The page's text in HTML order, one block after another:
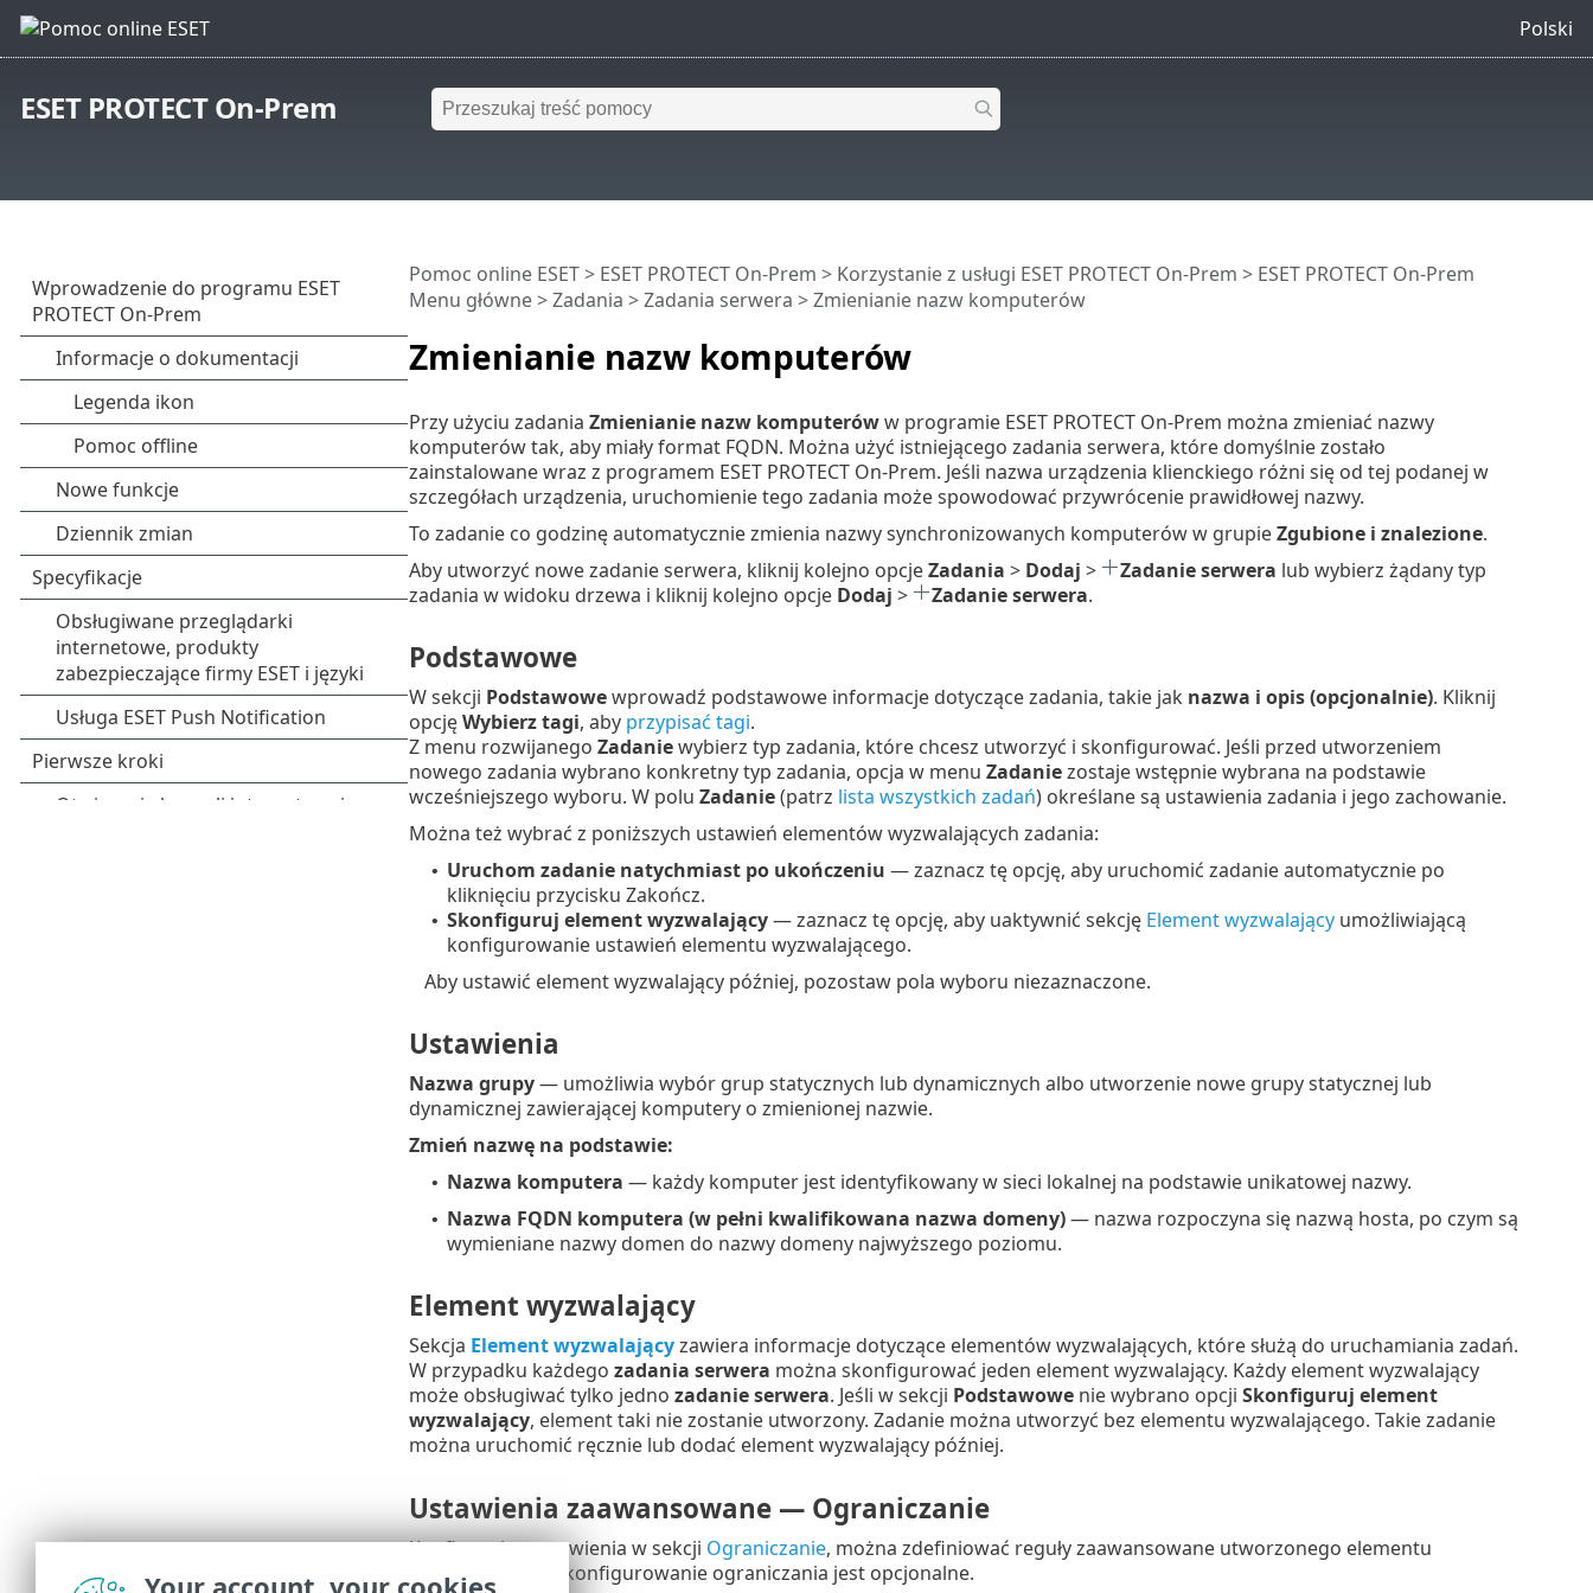
Polski
ESET PROTECT On-Prem
Zmienianie nazw komputerów
Pomoc online ESET> ESET PROTECT On-Prem > Korzystanie z usługi ESET PROTECT On-Prem > ESET PROTECT On-Prem
Menu główne>Zadania >Zadania serwera > Zmienianie nazw komputerów
Przy użyciu zadania Zmienianie nazw komputeróww programie ESET PROTECT On-Prem można zmieniać nazwy
komputerów tak, aby miały format FQDN. Można użyć istniejącego zadania serwera, które domyślnie zostało
zainstalowane wraz z programem ESET PROTECT On-Prem. Jeśli nazwa urządzenia klienckiego różni się od tej podanej w
szczegółach urządzenia, uruchomienie tego zadania może spowodować przywrócenie prawidłowej nazwy.
To zadanie co godzinę automatycznie zmienia nazwy synchronizowanych komputerów w grupieZgubione i znalezione.
Aby utworzyć nowe zadanie serwera, kliknij kolejno opcjeZadania > Dodaj > Zadanie serwera lub wybierz żądany typ
zadania w widoku drzewa i kliknij kolejno opcje Dodaj > Zadanie serwera.
Podstawowe
W sekcji Podstawowewprowadź podstawowe informacje dotyczące zadania, takie jak nazwa i opis (opcjonalnie). Kliknij
opcjęWybierz tagi, aby przypisać tagi.
Z menu rozwijanego Zadaniewybierz typ zadania, które chcesz utworzyć i skonfigurować. Jeśli przed utworzeniem
nowego zadania wybrano konkretny typ zadania, opcja w menu Zadaniezostaje wstępnie wybrana na podstawie
wcześniejszego wyboru. W polu Zadanie(patrz lista wszystkich zadań) określane są ustawienia zadania i jego zachowanie.
Można też wybrać z poniższych ustawień elementów wyzwalających zadania:
• Uruchom zadanie natychmiast po ukończeniu — zaznacz tę opcję, aby uruchomić zadanie automatycznie po
kliknięciu przycisku Zakończ.
• Skonfiguruj element wyzwalający— zaznacz tę opcję, aby uaktywnić sekcję Element wyzwalającyumożliwiającą
konfigurowanie ustawień elementu wyzwalającego.
Aby ustawić element wyzwalający później, pozostaw pola wyboru niezaznaczone.
Ustawienia
Nazwa grupy— umożliwia wybór grup statycznych lub dynamicznych albo utworzenie nowe grupy statycznej lub
dynamicznej zawierającej komputery o zmienionej nazwie.
Zmień nazwę na podstawie:
• Nazwa komputera — każdy komputer jest identyfikowany w sieci lokalnej na podstawie unikatowej nazwy.
• Nazwa FQDN komputera (w pełni kwalifikowana nazwa domeny)— nazwa rozpoczyna się nazwą hosta, po czym są
wymieniane nazwy domen do nazwy domeny najwyższego poziomu.
Element wyzwalający
Sekcja Element wyzwalającyzawiera informacje dotyczące elementów wyzwalających, które służą do uruchamiania zadań.
W przypadku każdego zadania serwera można skonfigurować jeden element wyzwalający. Każdy element wyzwalający
może obsługiwać tylko jedno zadanie serwera. Jeśli w sekcji Podstawowenie wybrano opcji Skonfiguruj element
wyzwalający, element taki nie zostanie utworzony. Zadanie można utworzyć bez elementu wyzwalającego. Takie zadanie
można uruchomić ręcznie lub dodać element wyzwalający później.
Ustawienia zaawansowane — Ograniczanie
Konfigurując ustawienia w sekcji Ograniczanie, można zdefiniować reguły zaawansowane utworzonego elementu
wyzwalającego. Skonfigurowanie ograniczania jest opcjonalne.
Your account, your cookies